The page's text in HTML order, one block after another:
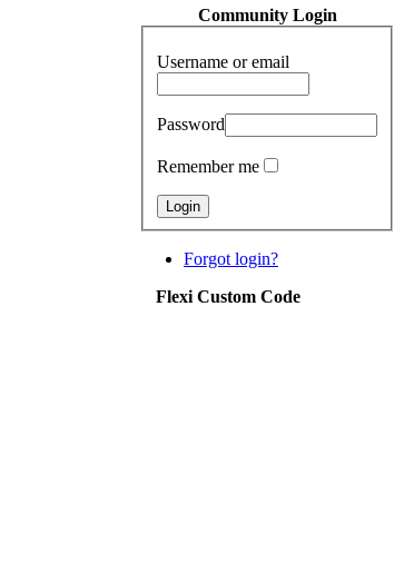
Community Login
Username or email
Password
Remember me
Forgot login?
Flexi Custom Code